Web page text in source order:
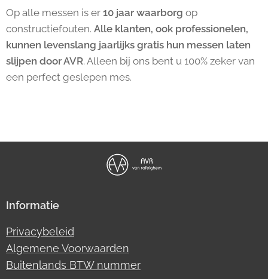
Op alle messen is er 10 jaar waarborg op
constructiefouten. Alle klanten, ook professionelen,
kunnen levenslang jaarlijks gratis hun messen laten
slijpen door AVR. Alleen bij ons bent u 100% zeker van
een perfect geslepen mes.
Informatie
Privacybeleid
Algemene Voorwaarden
Buitenlands BTW nummer